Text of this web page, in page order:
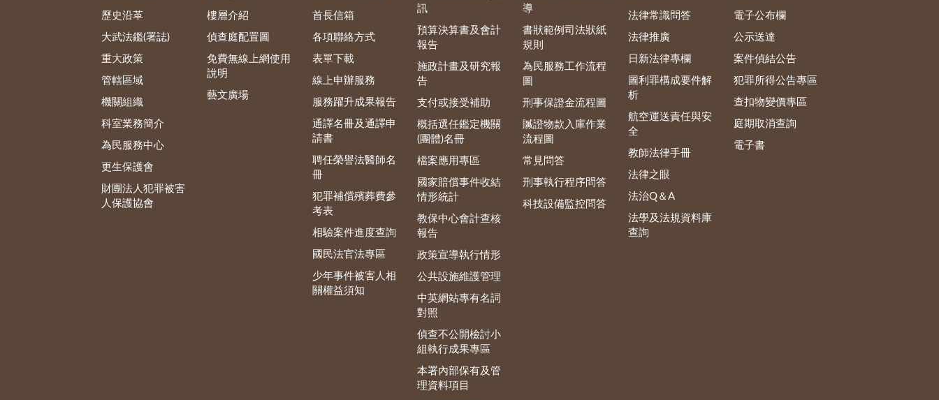
歷史沿革
大武法鑑(署誌)
重大政策
管轄區域
機關組織
科室業務簡介
為民服務中心
更生保護會
財團法人犯罪被害
人保護協會
樓層介紹
偵查庭配置圖
免費無線上網使用
說明
藝文廣場
首長信箱
各項聯絡方式
表單下載
線上申辦服務
服務躍升成果報告
通譯名冊及通譯申
請書
聘任榮譽法醫師名
冊
犯罪補償殯葬費參
考表
相驗案件進度查詢
國民法官法專區
少年事件被害人相
關權益須知
訊
預算決算書及會計
報告
施政計畫及研究報
告
支付或接受補助
概括選任鑑定機關
(團體)名冊
檔案應用專區
國家賠償事件收結
情形統計
教保中心會計查核
報告
政策宣導執行情形
公共設施維護管理
中英網站專有名詞
對照
偵查不公開檢討小
組執行成果專區
本署內部保有及管
理資料項目
導
書狀範例司法狀紙
規則
為民服務工作流程
圖
刑事保證金流程圖
贓證物款入庫作業
流程圖
常見問答
刑事執行程序問答
科技設備監控問答
法律常識問答
法律推廣
日新法律專欄
圖利罪構成要件解
析
航空運送責任與安
全
教師法律手冊
法律之眼
法治Q＆A
法學及法規資料庫
查詢
電子公布欄
公示送達
案件偵結公告
犯罪所得公告專區
查扣物變價專區
庭期取消查詢
電子書